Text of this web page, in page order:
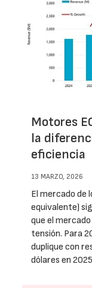
Motores
la
eficiencia
13 MARZO, 2026
El mercado de
equivalente)
que el
tensión. Para
duplique con
dólares en